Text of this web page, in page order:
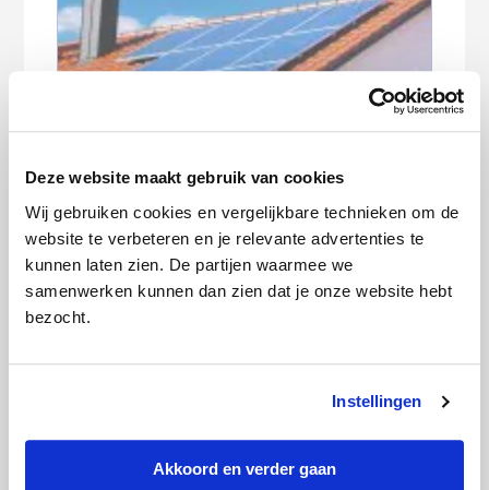
Deze website maakt gebruik van cookies
Wij gebruiken cookies en vergelijkbare technieken om de
website te verbeteren en je relevante advertenties te
kunnen laten zien. De partijen waarmee we
samenwerken kunnen dan zien dat je onze website hebt
bezocht.
Instellingen
Akkoord en verder gaan
Energieleverancier failliet: wat moet ik